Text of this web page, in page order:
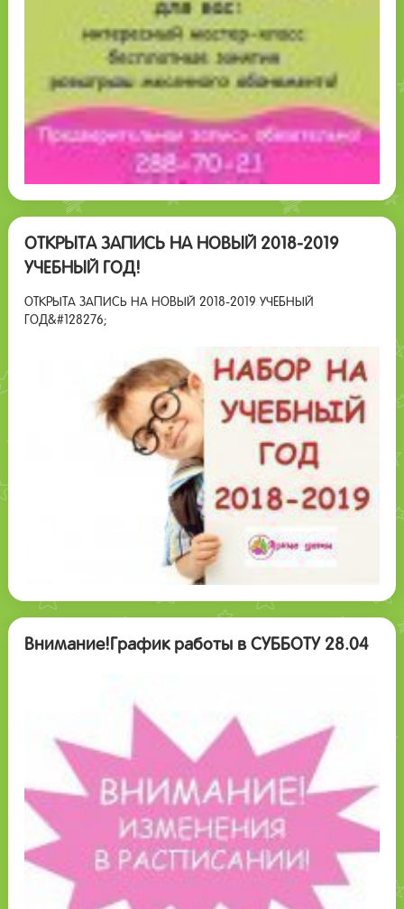
ОТКРЫТА ЗАПИСЬ НА НОВЫЙ 2018-2019
УЧЕБНЫЙ ГОД!
ОТКРЫТА ЗАПИСЬ НА НОВЫЙ 2018-2019 УЧЕБНЫЙ
ГОД&#128276;
Внимание!График работы в СУББОТУ 28.04